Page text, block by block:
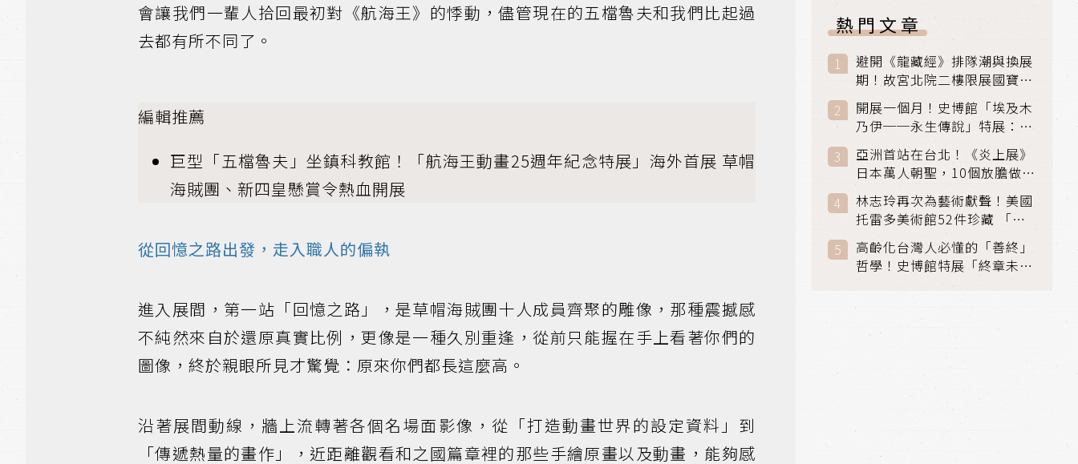
會讓我們一輩人拾回最初對《航海王》的悸動，儘管現在的五檔魯夫和我們比起過
去都有所不同了。
編輯推薦
巨型「五檔魯夫」坐鎮科教館！「航海王動畫25週年紀念特展」海外首展 草帽
海賊團、新四皇懸賞令熱血開展
從回憶之路出發，走入職人的偏執
進入展間，第一站「回憶之路」，是草帽海賊團十人成員齊聚的雕像，那種震撼感
不純然來自於還原真實比例，更像是一種久別重逢，從前只能握在手上看著你們的
圖像，終於親眼所見才驚覺：原來你們都長這麼高。
沿著展間動線，牆上流轉著各個名場面影像，從「打造動畫世界的設定資料」到
「傳遞熱量的畫作」，近距離觀看和之國篇章裡的那些手繪原畫以及動畫，能夠感
熱門文章
避開《龍藏經》排隊潮與換展
期！故宮北院二樓限展國寶
〈元世祖出獵圖〉、乾隆最愛
「滑冰賽」更精采
開展一個月！史博館「埃及木
乃伊──永生傳說」特展：看
見物件構築的永生風景
亞洲首站在台北！《炎上展》
日本萬人朝聖，10個放膽做自
己場景與台灣獨家展品同步亮
相
林志玲再次為藝術獻聲！美國
托雷多美術館52件珍藏 「古
典光影大師：林布蘭到哥雅」
在富邦美術館隆重開展
高齡化台灣人必懂的「善終」
哲學！史博館特展「終章未